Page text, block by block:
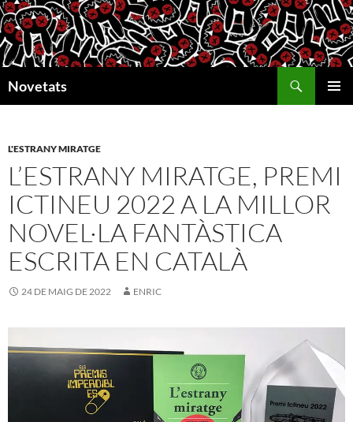
Vés
al
contingut
Novetats
L'ESTRANY MIRATGE
L’ESTRANY MIRATGE, PREMI
ICTINEU 2022 A LA MILLOR
NOVEL·LA FANTÀSTICA
ESCRITA EN CATALÀ
24 DE MAIG DE 2022 ENRIC